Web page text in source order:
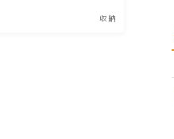
収納